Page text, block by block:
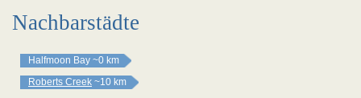
Nachbarstädte
Halfmoon Bay ~0 km
Roberts Creek ~10 km